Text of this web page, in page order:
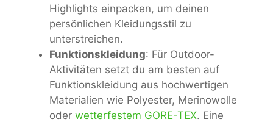
Highlights einpacken, um deinen
persönlichen Kleidungsstil zu
unterstreichen.
Funktionskleidung: Für Outdoor-
Aktivitäten setzt du am besten auf
Funktionskleidung aus hochwertigen
Materialien wie Polyester, Merinowolle
oder wetterfestem GORE-TEX. Eine